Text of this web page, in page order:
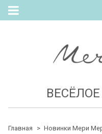
Главная Новинки Мери